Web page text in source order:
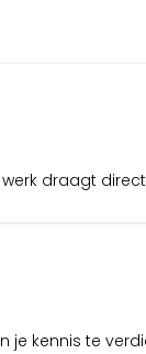
draagt
kennis te